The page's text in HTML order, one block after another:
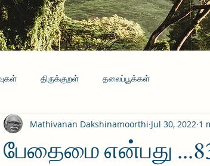
திருக்குறள் தலைப்பூக்கள்
பேதைமை என்பது
Mathivanan Dakshinamoorthi Jul 30, 2022 1